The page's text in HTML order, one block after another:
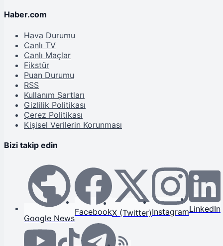
Haber.com
Hava Durumu
Canlı TV
Canlı Maçlar
Fikstür
Puan Durumu
RSS
Kullanım Şartları
Gizlilik Politikası
Çerez Politikası
Kişisel Verilerin Korunması
Bizi takip edin
Google News
FacebookX (Twitter)InstagramLinkedIn